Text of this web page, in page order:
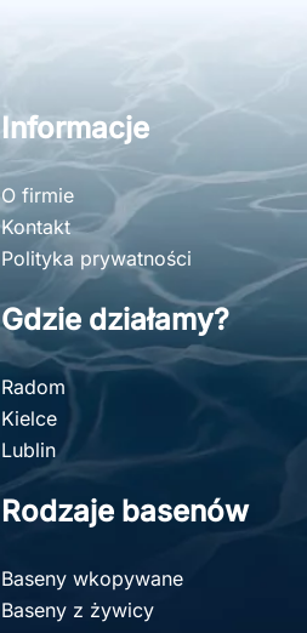
Informacje
O firmie
Kontakt
Polityka prywatności
Gdzie działamy?
Radom
Kielce
Lublin
Rodzaje basenów
Baseny wkopywane
Baseny z żywicy